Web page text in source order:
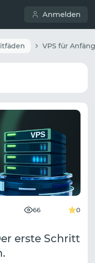
Anmelden
66 0
erste Schritt